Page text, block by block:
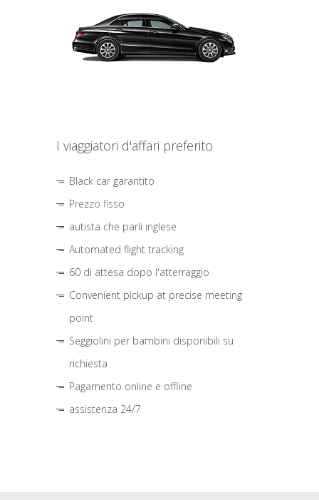
I viaggiatori d'affari preferito
Black car garantito
Prezzo fisso
autista che parli inglese
Automated flight tracking
60 di attesa dopo l'atterraggio
Convenient pickup at precise meeting
point
Seggiolini per bambini disponibili su
richiesta
Pagamento online e offline
assistenza 24/7